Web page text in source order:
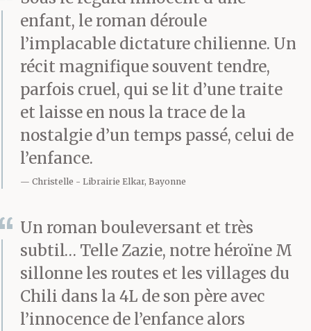
enfant, le roman déroule
l’implacable dictature chilienne. Un
récit magnifique souvent tendre,
parfois cruel, qui se lit d’une traite
et laisse en nous la trace de la
nostalgie d’un temps passé, celui de
l’enfance.
Christelle Librairie Elkar, Bayonne
Un roman bouleversant et très
subtil… Telle Zazie, notre héroïne M
sillonne les routes et les villages du
Chili dans la 4L de son père avec
l’innocence de l’enfance alors